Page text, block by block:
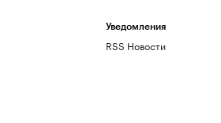
Уведомления
RSS Новости